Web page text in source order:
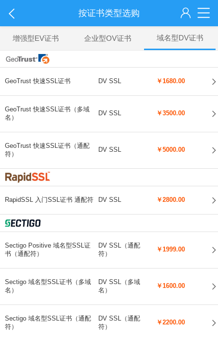
按证书类型选购
增强型EV证书 企业型OV证书 域名型DV证书
GeoTrust 快速SSL证书 DV SSL ￥1680.00
GeoTrust 快速SSL证书（多域
名）
DV SSL ￥3500.00
GeoTrust 快速SSL证书（通配
符）
DV SSL ￥5000.00
RapidSSL 入门SSL证书 通配符 DV SSL ￥2800.00
Sectigo Positive 域名型SSL证
书（通配符）
DV SSL（通配
符）
￥1999.00
Sectigo 域名型SSL证书（多域
名）
DV SSL（多域
名）
￥1600.00
Sectigo 域名型SSL证书（通配
符）
DV SSL（通配
符）
￥2200.00